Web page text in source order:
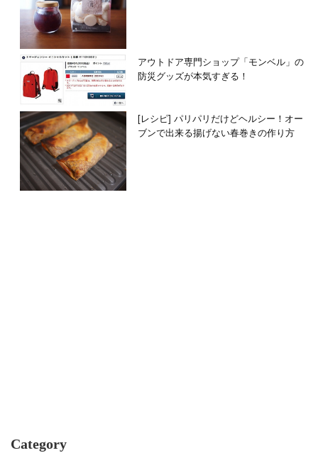
アウトドア専門ショップ「モンベル」の
防災グッズが本気すぎる！
[レシピ] パリパリだけどヘルシー！オー
ブンで出来る揚げない春巻きの作り方
Category